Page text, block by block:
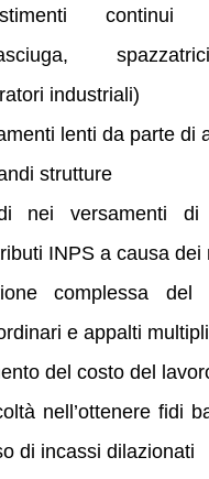
continui
industriali)
lenti da parte di
strutture
nei versamenti
INPS a causa dei
complessa del
e appalti multipli
del costo del
nell’ottenere fidi
di incassi dilazionati